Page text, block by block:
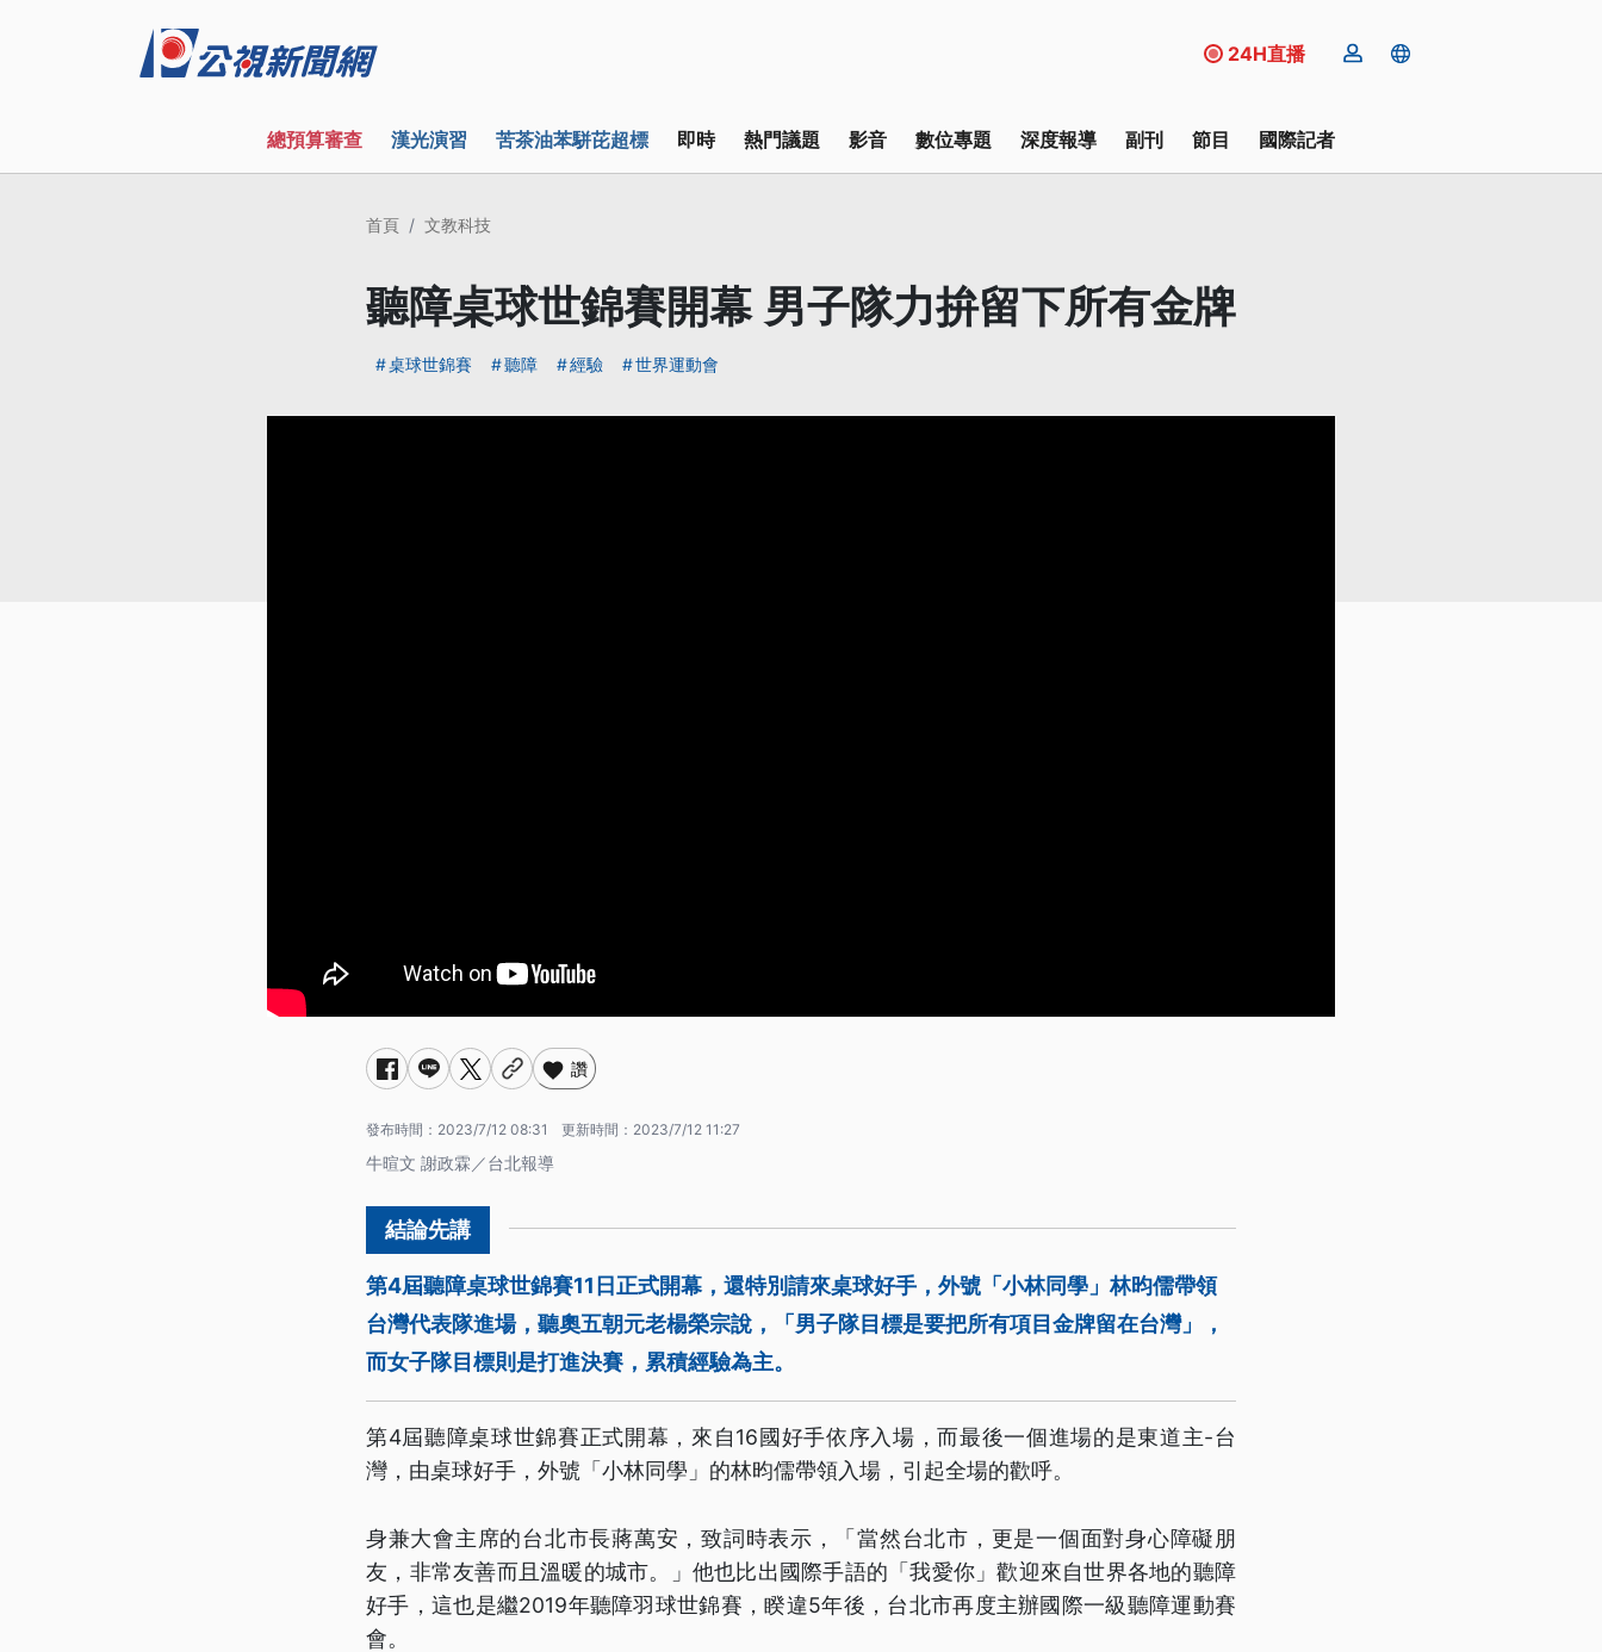
24H直播
總預算審查 漢光演習 苦茶油苯駢芘超標 即時 熱門議題 影音 數位專題 深度報導 副刊 節目 國際記者
首頁 文教科技
聽障桌球世錦賽開幕 男子隊力拚留下所有金牌
桌球世錦賽 聽障 經驗 世界運動會
讚
發布時間： 2023/7/12 08:31 更新時間： 2023/7/12 11:27
牛暄文 謝政霖／台北報導
第4屆聽障桌球世錦賽11日正式開幕，還特別請來桌球好手，外號「小林同學」林昀儒帶領
台灣代表隊進場，聽奧五朝元老楊榮宗說，「男子隊目標是要把所有項目金牌留在台灣」，
而女子隊目標則是打進決賽，累積經驗為主。
第4屆聽障桌球世錦賽正式開幕，來自16國好手依序入場，而最後一個進場的是東道主-台
灣，由桌球好手，外號「小林同學」的林昀儒帶領入場，引起全場的歡呼。
身兼大會主席的台北市長蔣萬安，致詞時表示，「當然台北市，更是一個面對身心障礙朋
友，非常友善而且溫暖的城市。」他也比出國際手語的「我愛你」歡迎來自世界各地的聽障
好手，這也是繼2019年聽障羽球世錦賽，睽違5年後，台北市再度主辦國際一級聽障運動賽
會。